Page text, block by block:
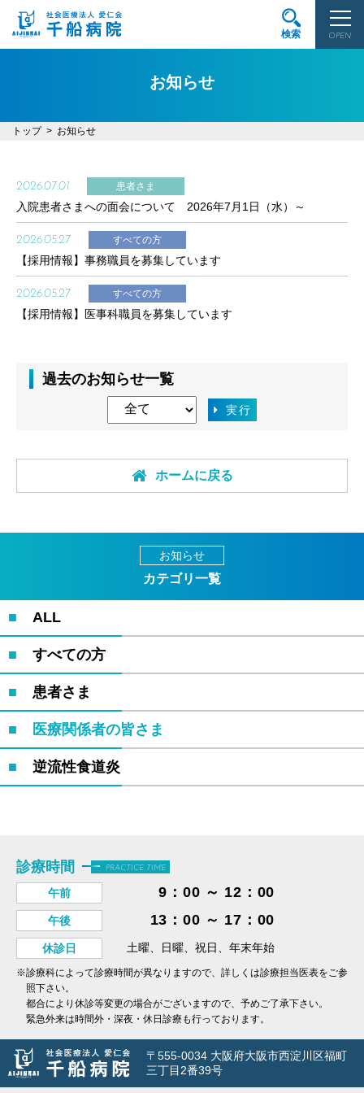
OPEN
検索
お知らせ
トップ お知らせ
2026.07.01 患者さま
入院患者さまへの面会について 2026年7月1日（水）～
2026.05.27 すべての方
【採用情報】事務職員を募集しています
2026.05.27 すべての方
【採用情報】医事科職員を募集しています
過去のお知らせ一覧
実行
ホームに戻る
お知らせ
カテゴリ一覧
ALL
すべての方
患者さま
医療関係者の皆さま
逆流性食道炎
診療時間 PRACTICE TIME
午前 9：00 ～ 12：00
午後 13：00 ～ 17：00
休診日 土曜、日曜、祝日、年末年始
※診療科によって診療時間が異なりますので、詳しくは診療担当医表をご参
照下さい。
都合により休診等変更の場合がございますので、予めご了承下さい。
緊急外来は時間外・深夜・休日診療も行っております。
〒555-0034 大阪府大阪市西淀川区福町
三丁目2番39号